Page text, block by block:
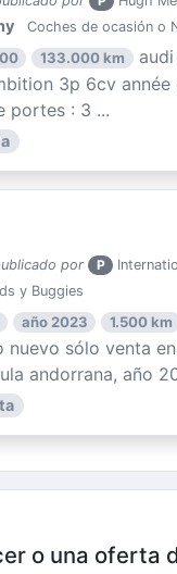
Coches de ocasión o
133.000 km
3p 6cv
portes : 3 ...
por P
y Buggies
año 2023 1.500 km
nuevo sólo venta
andorrana, año
o una oferta